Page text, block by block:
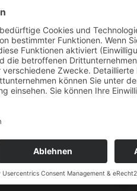
Ahrweiler